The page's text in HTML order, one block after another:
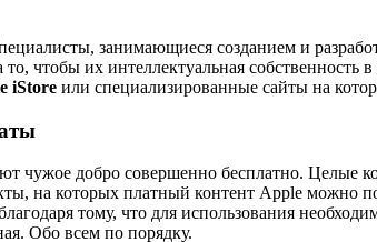
занимающиеся созданием и
чтобы их интеллектуальная собственность
iStore или специализированные сайты на
чужое добро совершенно бесплатно. Целые
на которых платный контент Apple можно
тому, что для использования
Обо всем по порядку.